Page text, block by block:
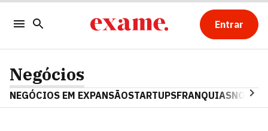
Entrar
Negócios
NEGÓCIOS EM EXPANSÃOSTARTUPSFRANQUIAS